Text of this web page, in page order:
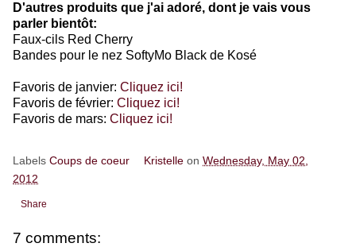
D'autres produits que j'ai adoré, dont je vais vous
parler bientôt:
Faux-cils Red Cherry
Bandes pour le nez SoftyMo Black de Kosé
Favoris de janvier: Cliquez ici!
Favoris de février: Cliquez ici!
Favoris de mars: Cliquez ici!
Labels Coups de coeur Kristelle onWednesday, May 02,
2012
Share
7 comments: